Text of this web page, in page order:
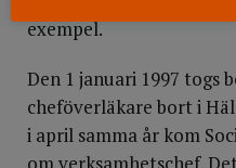
exempel.
Den 1 januari 1997 togs
cheföverläkare bort i
i april samma år kom